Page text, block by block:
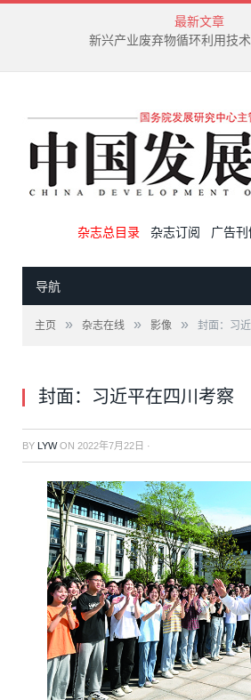
最新文章
新兴产业废弃物循环利用技
杂志总目录 杂志订阅 广告刊
导航
主页 » 杂志在线 » 影像 » 封面：习
封面：习近平在四川考察
BY LYWON 2022年7月22日 ·